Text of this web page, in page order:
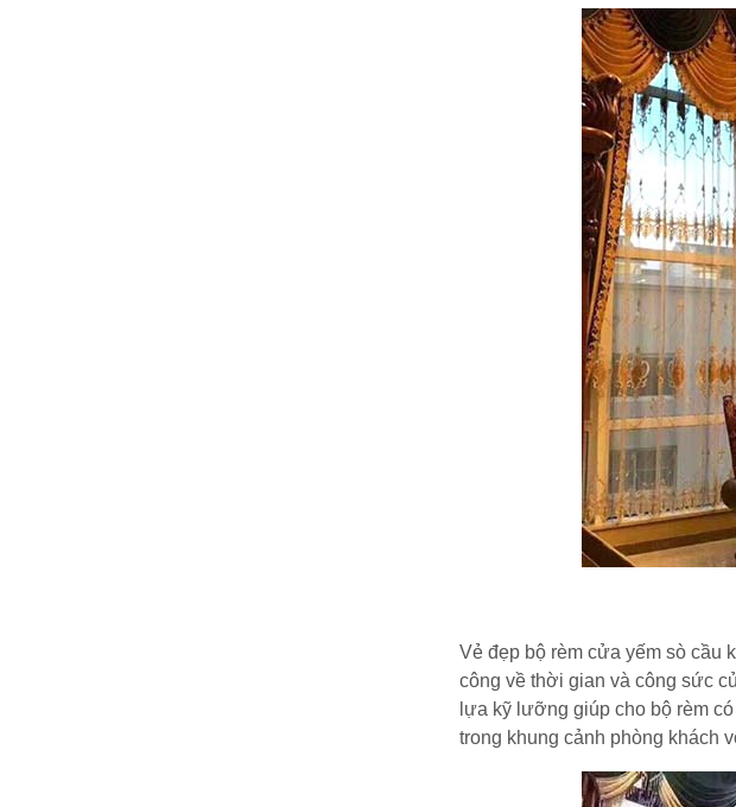
Vẻ đẹp bộ rèm cửa yếm sò cầu
công về thời gian và công sức
lựa kỹ lưỡng giúp cho bộ rèm
trong khung cảnh phòng khách